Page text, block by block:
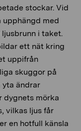
stockar. Vid
med
i taket.
ett nät kring
uppifrån
skuggor på
yta ändrar
dygnets mörka
vilkas ljus får
en hotfull känsla